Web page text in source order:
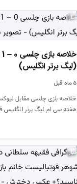
(لیگ برتر انگلیس)
۵ ماه قبل
خلاصه بازی چلسی مقابل